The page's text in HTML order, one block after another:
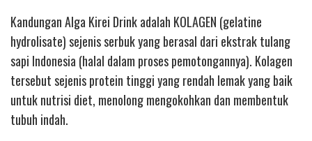
Kandungan Alga Kirei Drink adalah KOLAGEN (gelatine
hydrolisate) sejenis serbuk yang berasal dari ekstrak tulang
sapi Indonesia (halal dalam proses pemotongannya). Kolagen
tersebut sejenis protein tinggi yang rendah lemak yang baik
untuk nutrisi diet, menolong mengokohkan dan membentuk
tubuh indah.